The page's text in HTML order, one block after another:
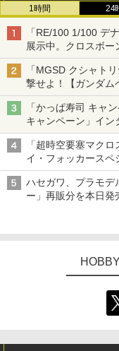
1時間 24
「RE/100 1/100 デ
展示中。クロスボー
【ガンダムベース撮
「MGSD クシャト
撃せよ！【ガンダム
「かっぱ寿司 キャ
キャンペーン」イン
子どもが楽しめるか
追求
「超時空要塞マク
イ・フォッカースペ
ハセガワ、プラモデ
ー」再販分を本日発